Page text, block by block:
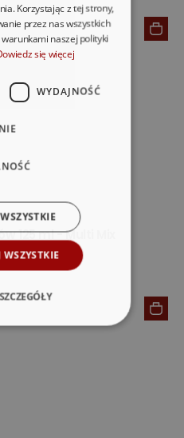
125 ml - Multi Mix
Korzystając z tej strony,
przez nas wszystkich
naszej polityki
się więcej
WYDAJNOŚĆ
WSZYSTKIE